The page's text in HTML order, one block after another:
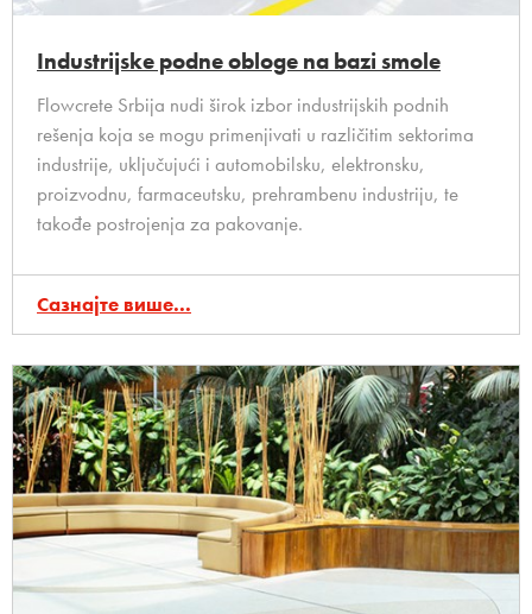
Industrijske podne obloge na bazi smole
Flowcrete Srbija nudi širok izbor industrijskih podnih
rešenja koja se mogu primenjivati u različitim sektorima
industrije, uključujući i automobilsku, elektronsku,
proizvodnu, farmaceutsku, prehrambenu industriju, te
takođe postrojenja za pakovanje.
Сазнајте више...